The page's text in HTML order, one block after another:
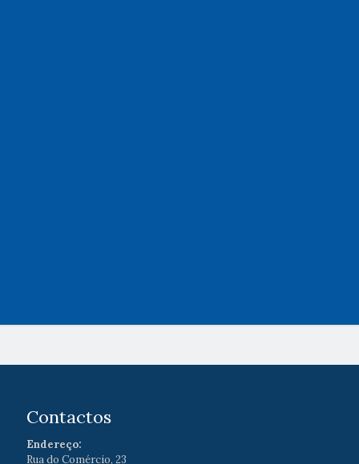
Contactos
Endereço:
Rua do Comércio, 23